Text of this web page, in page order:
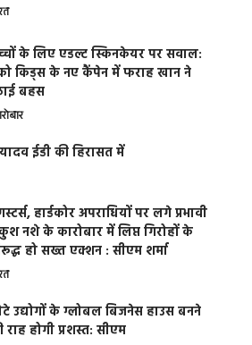
के लिए एडल्ट स्किनकेयर पर सवाल:
किड्स के नए कैंपेन में फराह खान ने
बहस
ईडी की हिरासत में
हार्डकोर अपराधियों पर लगे प्रभावी
नशे के कारोबार में लिप्त गिरोहों के
हो सख्त एक्शन : सीएम शर्मा
उद्योगों के ग्लोबल बिजनेस हाउस बनने
राह होगी प्रशस्त: सीएम